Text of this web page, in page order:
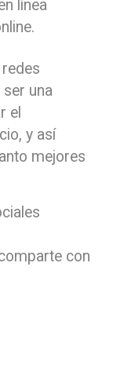
línea
una
el
y así
mejores
con